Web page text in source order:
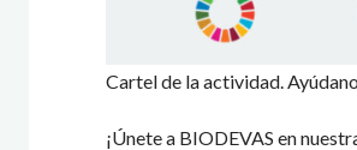
Cartel de la actividad.
¡Únete a BIODEVAS en